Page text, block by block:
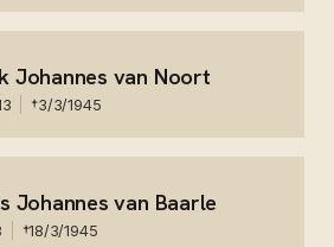
te Haarlem
Johannes van Noort
†3/3/1945
Rees en ligt begraven op het
waar ook zijn broer —
van Kamp Rees — zijn
Johannes van Baarle
†18/3/1945